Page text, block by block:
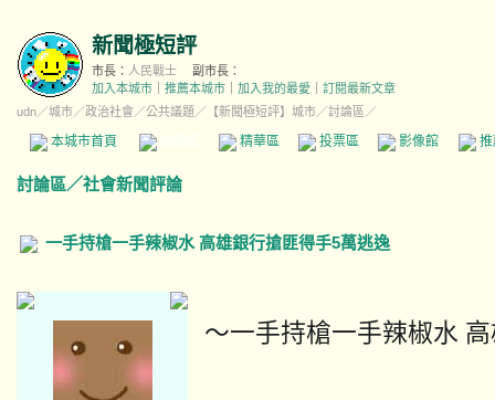
新聞極短評
市長： 人民戰士
副市長：
加入本城市
推薦本城市 加入我的最愛
訂閱最新文章
udn／城市／政治社會 ／公共議題 ／ 【新聞極短評】城市／討論區／
本城市首頁 精華區 投票區 影像館
討論區／社會新聞評論
一手持槍一手辣椒水 高雄銀行搶匪得手5萬逃逸
～一手持槍一手辣椒水